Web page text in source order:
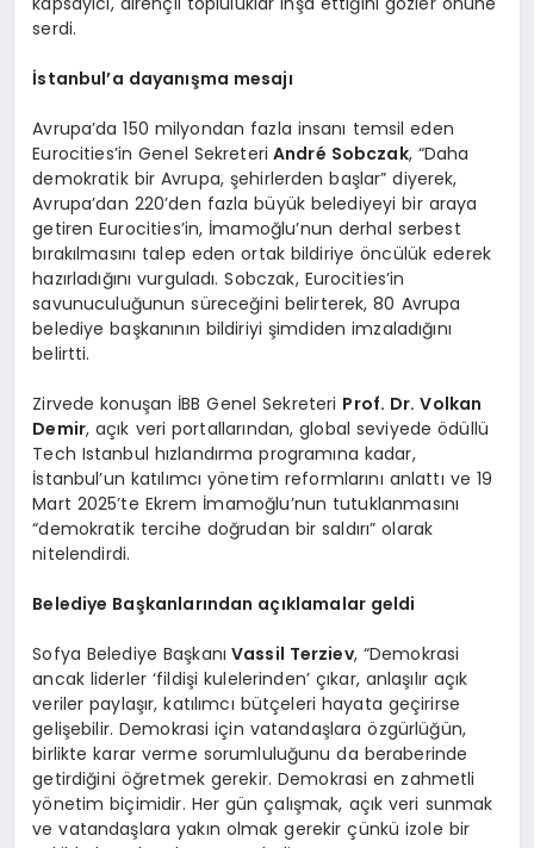
serdi.
İstanbul’a dayanışma mesajı
Avrupa’da 150 milyondan fazla insanı temsil eden
Eurocities’in Genel Sekreteri André Sobczak, “Daha
demokratik bir Avrupa, şehirlerden başlar” diyerek,
Avrupa’dan 220’den fazla büyük belediyeyi bir araya
getiren Eurocities’in, İmamoğlu’nun derhal serbest
bırakılmasını talep eden ortak bildiriye öncülük ederek
hazırladığını vurguladı. Sobczak, Eurocities’in
savunuculuğunun süreceğini belirterek, 80 Avrupa
belediye başkanının bildiriyi şimdiden imzaladığını
belirtti.
Zirvede konuşan İBB Genel Sekreteri Prof. Dr. Volkan
Demir, açık veri portallarından, global seviyede ödüllü
Tech Istanbul hızlandırma programına kadar,
İstanbul’un katılımcı yönetim reformlarını anlattı ve 19
Mart 2025’te Ekrem İmamoğlu’nun tutuklanmasını
“demokratik tercihe doğrudan bir saldırı” olarak
nitelendirdi.
Belediye Başkanlarından açıklamalar geldi
Sofya Belediye Başkanı Vassil Terziev, “Demokrasi
ancak liderler ‘fildişi kulelerinden’ çıkar, anlaşılır açık
veriler paylaşır, katılımcı bütçeleri hayata geçirirse
gelişebilir. Demokrasi için vatandaşlara özgürlüğün,
birlikte karar verme sorumluluğunu da beraberinde
getirdiğini öğretmek gerekir. Demokrasi en zahmetli
yönetim biçimidir. Her gün çalışmak, açık veri sunmak
ve vatandaşlara yakın olmak gerekir çünkü izole bir